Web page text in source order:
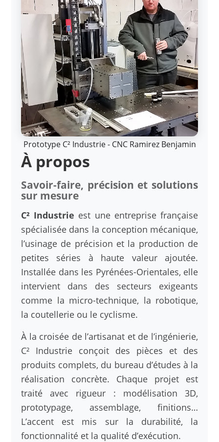
Prototype C² Industrie - CNC Ramirez Benjamin
À propos
Savoir-faire, précision et solutions
sur mesure
C² Industrie est une entreprise française
spécialisée dans la conception mécanique,
l’usinage de précision et la production de
petites séries à haute valeur ajoutée.
Installée dans les Pyrénées-Orientales, elle
intervient dans des secteurs exigeants
comme la micro-technique, la robotique,
la coutellerie ou le cyclisme.
À la croisée de l’artisanat et de l’ingénierie,
C² Industrie conçoit des pièces et des
produits complets, du bureau d’études à la
réalisation concrète. Chaque projet est
traité avec rigueur : modélisation 3D,
prototypage, assemblage, finitions…
L’accent est mis sur la durabilité, la
fonctionnalité et la qualité d’exécution.